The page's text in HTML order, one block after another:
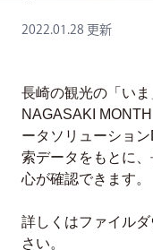
2022.01.28 更新
長崎の観光の「い
NAGASAKI
ータソリューショ
索データをもとに
心が確認できます。
詳しくはファイル
さい。